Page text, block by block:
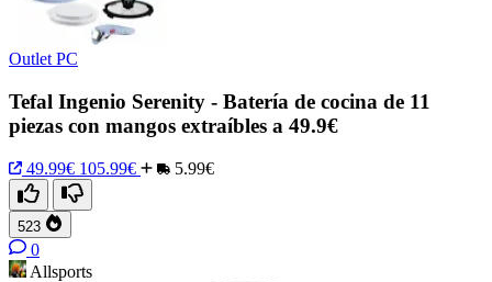
Outlet PC
Tefal Ingenio Serenity - Batería de cocina de 11
piezas con mangos extraíbles a 49.9€
49.99€ 105.99€ 5.99€
523
0
Allsports